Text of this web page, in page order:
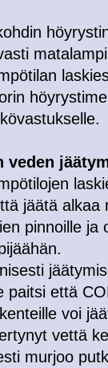
veden
jäätä alkaa
pinnoille
paitsi että
voi
vettä
murjoo